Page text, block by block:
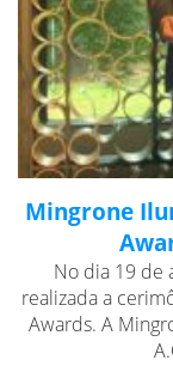
Mingrone
No dia 19 de
realizada a
Awards. A